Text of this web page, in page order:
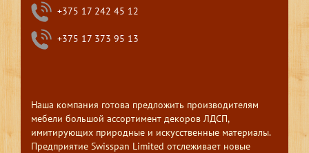
+375 17 242 45 12
+375 17 373 95 13
Наша компания готова предложить производителям
мебели большой ассортимент декоров ЛДСП,
имитирующих природные и искусственные материалы.
Предприятие Swisspan Limited отслеживает новые